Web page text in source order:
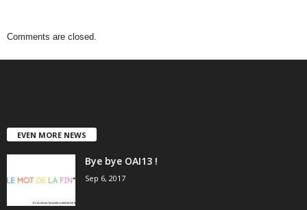
Comments are closed.
EVEN MORE NEWS
Bye bye OAI13 !
Sep 6, 2017